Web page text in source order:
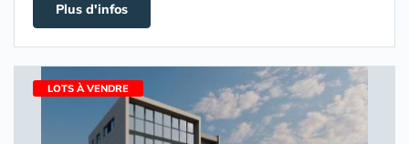
Plus d'infos
LOTS À VENDRE